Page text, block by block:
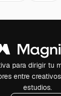
para dirigir tu
entre
estudios.